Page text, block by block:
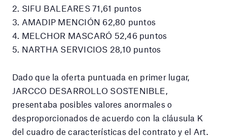
2. SIFU BALEARES 71,61 puntos
3. AMADIP MENCIÓN 62,80 puntos
4. MELCHOR MASCARÓ 52,46 puntos
5. NARTHA SERVICIOS 28,10 puntos
Dado que la oferta puntuada en primer lugar,
JARCCO DESARROLLO SOSTENIBLE,
presentaba posibles valores anormales o
desproporcionados de acuerdo con la cláusula K
del cuadro de características del contrato y el Art.